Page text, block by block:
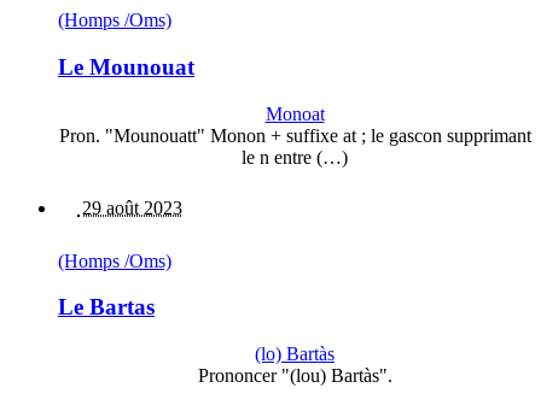
(Homps /Oms)
Le Mounouat
Monoat
Pron. "Mounouatt" Monon + suffixe at ; le gascon supprimant
le n entre (…)
29 août 2023
(Homps /Oms)
Le Bartas
(lo) Bartàs
Prononcer "(lou) Bartàs".